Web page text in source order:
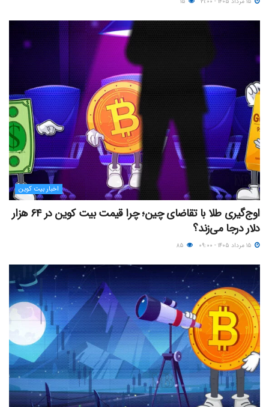
اخبار بیت کوین
اوج‌گیری طلا با تقاضای چین؛ چرا قیمت بیت کوین در ۶۴ هزار
دلار درجا می‌زند؟